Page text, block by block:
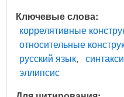
Ключевые слова
коррелятивные
относительные
русский язык
эллипсис